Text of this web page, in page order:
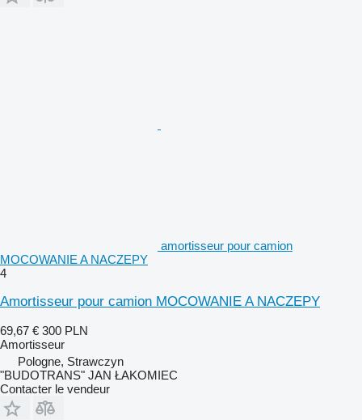
amortisseur pour camion
MOCOWANIE A NACZEPY
4
Amortisseur pour camion MOCOWANIE A NACZEPY
69,67 € 300 PLN
Amortisseur
Pologne, Strawczyn
"BUDOTRANS" JAN ŁAKOMIEC
Contacter le vendeur